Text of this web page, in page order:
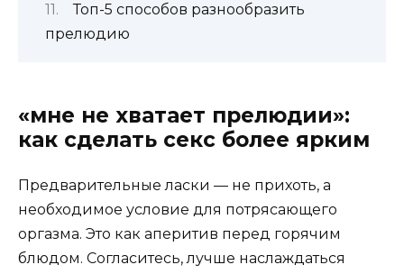
Топ-5 способов разнообразить
прелюдию
«мне не хватает прелюдии»:
как сделать секс более ярким
Предварительные ласки — не прихоть, а
необходимое условие для потрясающего
оргазма. Это как аперитив перед горячим
блюдом. Согласитесь, лучше наслаждаться